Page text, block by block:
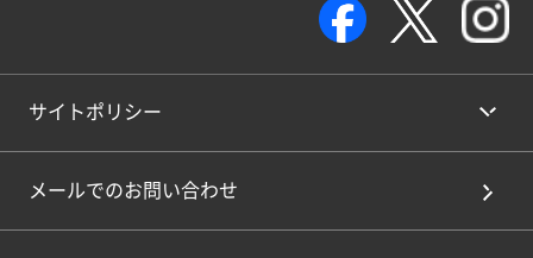
サイトポリシー
メールでのお問い合わせ